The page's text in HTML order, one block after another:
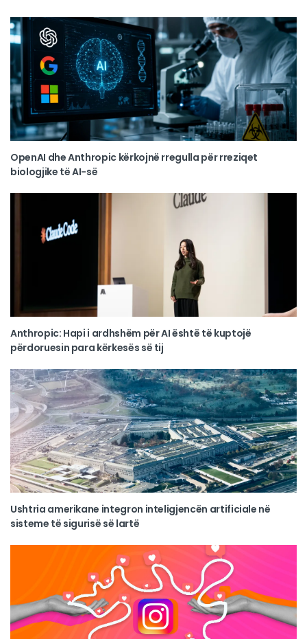
OpenAI dhe Anthropic kërkojnë rregulla për rreziqet
biologjike të AI-së
Anthropic: Hapi i ardhshëm për AI është të kuptojë
përdoruesin para kërkesës së tij
Ushtria amerikane integron inteligjencën artificiale në
sisteme të sigurisë së lartë